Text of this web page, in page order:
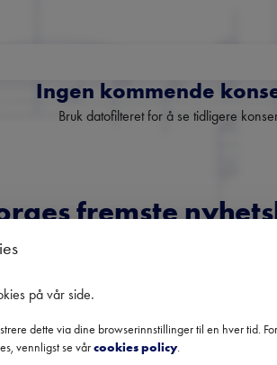
Ingen kommende
Bruk datofilteret for å se tidligere
fremste
på vår side.
dette via dine browserinnstillinger til en hver tid.
vennligst se vårcookies policy.